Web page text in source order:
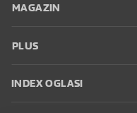
MAGAZIN
PLUS
INDEX OGLASI